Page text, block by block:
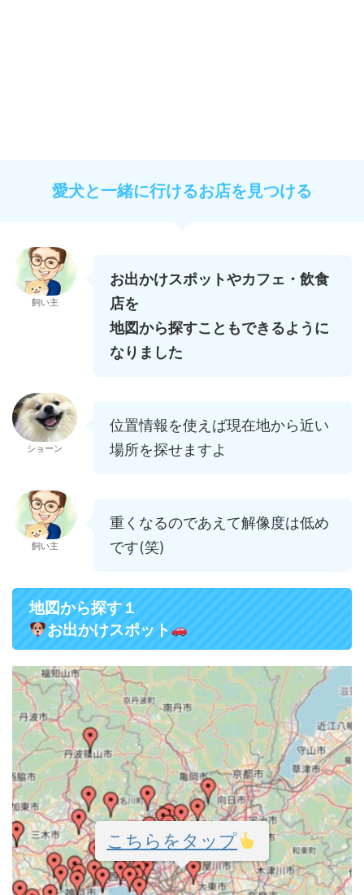
愛犬と一緒に行けるお店を見つける
飼い主
お出かけスポットやカフェ・飲食
店を
地図から探すこともできるように
なりました
ショーン
位置情報を使えば現在地から近い
場所を探せますよ
飼い主
重くなるのであえて解像度は低め
です(笑)
地図から探す１
お出かけスポット
こちらをタップ